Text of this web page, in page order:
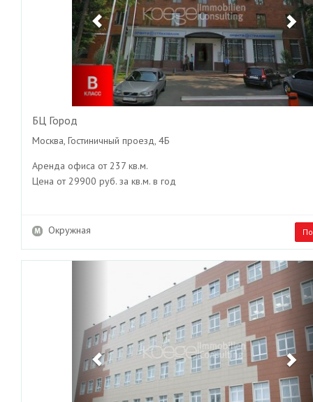
БЦ Город
Москва, Гостиничный проезд, 4Б
Аренда офиса от 237 кв.м.
Цена от 29900 руб. за кв.м. в год
Окружная